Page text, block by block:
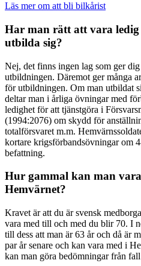
Läs mer om att bli bilkårist
Har man rätt att vara
utbilda sig?
Nej, det finns ingen lag som ger
utbildningen. Däremot ger många
för utbildningen. Om man utbildat
deltar man i årliga övningar med
ledighet för att tjänstgöra i
(1994:2076) om skydd för
totalförsvaret m.m.
kortare krigsförbandsövningar om
befattning.
Hur gammal kan man
Hemvärnet?
Kravet är att du är svensk
vara med till och med du blir 70. I
till dess att man är 63 år och då är
par år senare och kan vara med i
kan man göra bedömningar från